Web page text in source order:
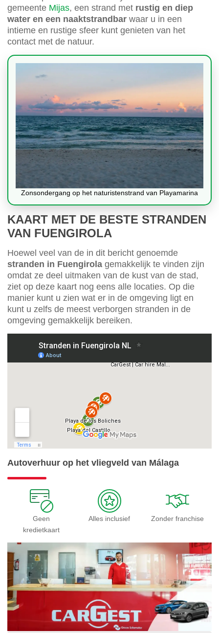
gemeente Mijas, een strand met rustig en diep
water en een naaktstrandbar waar u in een
intieme en rustige sfeer kunt genieten van het
contact met de natuur.
Zonsondergang op het naturistenstrand van Playamarina
KAART MET DE BESTE STRANDEN
VAN FUENGIROLA
Hoewel veel van de in dit bericht genoemde
stranden in Fuengirola gemakkelijk te vinden zijn
omdat ze deel uitmaken van de kust van de stad,
ziet op deze kaart nog eens alle locaties. Op die
manier kunt u zien wat er in de omgeving ligt en
kunt u zelfs de meest verborgen stranden in de
omgeving gemakkelijk bereiken.
Autoverhuur op het vliegveld van Málaga
Geen
kredietkaart
Alles inclusief Zonder franchise